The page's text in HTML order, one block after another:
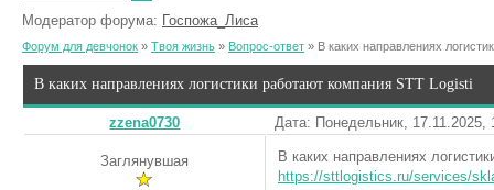
Модератор форума: Госпожа_Лиса
Форум для девчонок » Твоя жизнь » Вопрос-ответ » В каких направлениях
В каких направлениях логистики работают компания STT Logisti
zzena0730 Дата: Понедельник,
Заглянувшая
В каких направлениях
https://sttlogistics.ru/services/